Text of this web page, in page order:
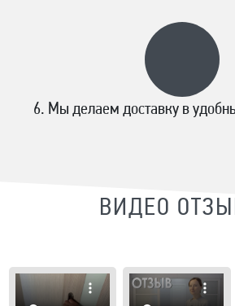
Мы делаем доставку в
ВИДЕО